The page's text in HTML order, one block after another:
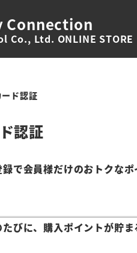
Connection
Co., Ltd. ONLINE STORE
ド認証
認証
で会員様だけのおトクな
びに、購入ポイントが貯ま